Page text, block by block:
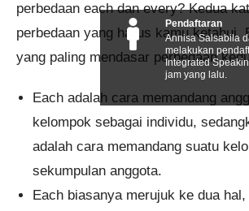
perbedaan each dan every? Kedua
perbedaan yang harus kamu ketahui.
yang paling mendasar perbedaan
Each adalah cara memandang
kelompok sebagai individu,
adalah cara memandang suatu
sekumpulan anggota.
Each biasanya merujuk ke dua
Pendaftaran
Annisa Salsabila
melakukan
Integrated
jam yang lalu.